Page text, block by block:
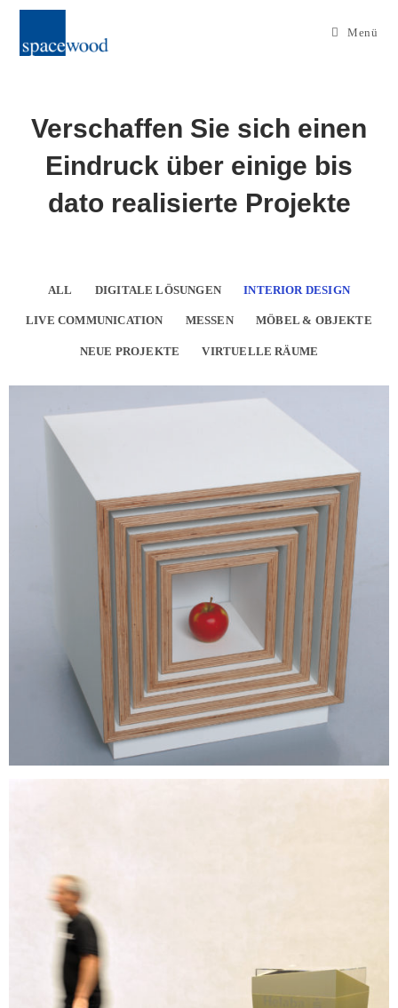
Menü
Verschaffen Sie sich einen
Eindruck über einige bis
dato realisierte Projekte
ALL DIGITALE LÖSUNGEN INTERIOR DESIGN
LIVE COMMUNICATION MESSEN MÖBEL & OBJEKTE
NEUE PROJEKTE VIRTUELLE RÄUME